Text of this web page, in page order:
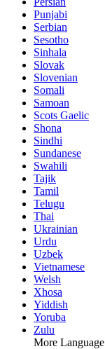
Punjabi
Serbian
Sesotho
Sinhala
Slovak
Slovenian
Somali
Samoan
Scots Gaelic
Shona
Sindhi
Sundanese
Swahili
Tajik
Tamil
Telugu
Thai
Ukrainian
Urdu
Uzbek
Vietnamese
Welsh
Xhosa
Yiddish
Yoruba
Zulu
More Language